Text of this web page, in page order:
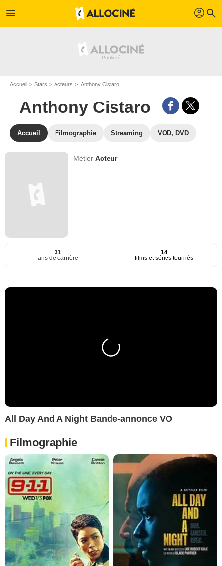
menu profil search
Accueil Stars Acteurs Anthony Cistaro
Anthony Cistaro
Accueil Filmographie Streaming VOD, DVD
MétierActeur
31
ans de carrière
14
films et séries tournés
All Day And A Night Bande-annonce VO
Filmographie